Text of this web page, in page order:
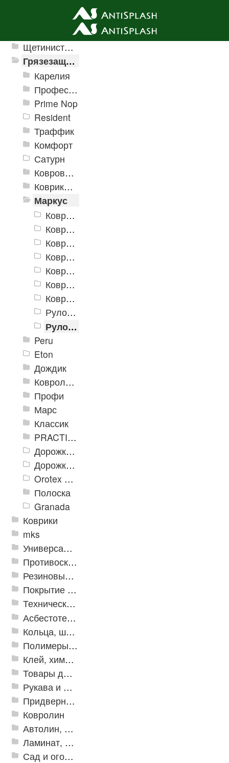
Ячеистые грязезащитные покрытия
Щетинистые покрытия
Грязезащитные, влаговпитывающие покрытия
Карелия
Профессиональные грязезащитные ковры AntiSplash Carpet
Prime Nop
Resident
Траффик
Комфорт
Сатурн
Ковровое покрытие "Цикада"
Коврики «Heavy» на резиновой подложке
Маркус
Коврики «Маркус» 400x600 мм
Коврики «Маркус» 450x750 мм
Коврики «Маркус» 500x800 мм
Коврики «Маркус» 600x900 мм
Коврики «Маркус» 900x1200 мм
Коврики «Маркус» 900x1500 мм
Коврики «Маркус» 1200x1500 мм
Рулон «Маркус» 900 х 15000 мм
Рулон «Маркус» 1200 х 15000 мм
Peru
Eton
Дождик
Ковролиновые дорожки «Rekord»
Профи
Марс
Классик
PRACTICAL
Дорожка влаговпитывающая Лидер XL
Дорожки «Фаворит»
Orotex GIN
Полоска
Granada
Коврики
mks
Универсальные модульные покрытия
Противоскользящая защита для лестниц, профили, ленты
Резиновые и ПВХ дорожки
Покрытие из резиновой крошки
Техническая резина
Асбестотехнические и теплоизоляционные материалы
Кольца, шайбы, манжеты
Полимеры и пластики
Клей, химия, сопутствующие товары
Товары для дома
Рукава и шланги промышленные
Придверные решетки
Ковролин
Автолин, Транслин, Линолеум
Ламинат, Кварцвиниловая плитка SPC
Сад и огород